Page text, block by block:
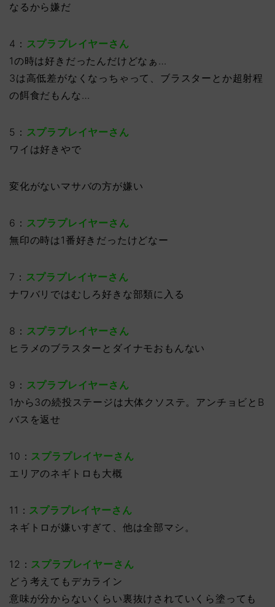
なるから嫌だ
4： スプラプレイヤーさん
1の時は好きだったんだけどなぁ…
3は高低差がなくなっちゃって、ブラスターとか超射程
の餌食だもんな…
5： スプラプレイヤーさん
ワイは好きやで
変化がないマサバの方が嫌い
6： スプラプレイヤーさん
無印の時は1番好きだったけどなー
7： スプラプレイヤーさん
ナワバリではむしろ好きな部類に入る
8： スプラプレイヤーさん
ヒラメのブラスターとダイナモおもんない
9： スプラプレイヤーさん
1から3の続投ステージは大体クソステ。アンチョビとB
バスを返せ
10： スプラプレイヤーさん
エリアのネギトロも大概
11： スプラプレイヤーさん
ネギトロが嫌いすぎて、他は全部マシ。
12： スプラプレイヤーさん
どう考えてもデカライン
意味が分からないくらい裏抜けされていくら塗っても